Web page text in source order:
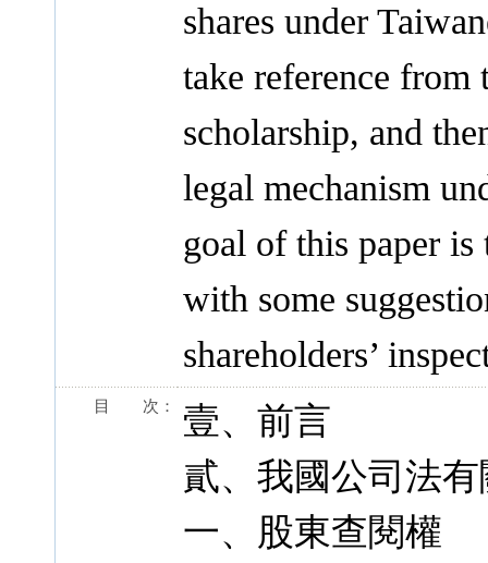
shares under
take reference from
scholarship, and
legal mechanism
goal of this paper
with some
shareholders’
目 次：
壹、前言
貳、我國公司法
一、股東查閱權